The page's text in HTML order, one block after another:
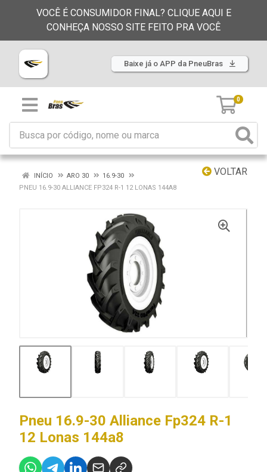
VOCÊ É CONSUMIDOR FINAL? CLIQUE AQUI E
CONHEÇA NOSSO SITE FEITO PRA VOCÊ
Baixe já o APP da PneuBras
0
VOLTAR
INÍCIO ARO 30
16.9-30
PNEU 16.9-30 ALLIANCE FP324 R-1 12 LONAS 144A8
Pneu 16.9-30 Alliance Fp324 R-1
12 Lonas 144a8